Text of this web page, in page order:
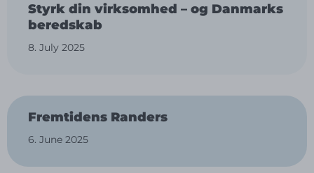
Styrk din virksomhed – og Danmarks
beredskab
8. July 2025
Fremtidens Randers
6. June 2025